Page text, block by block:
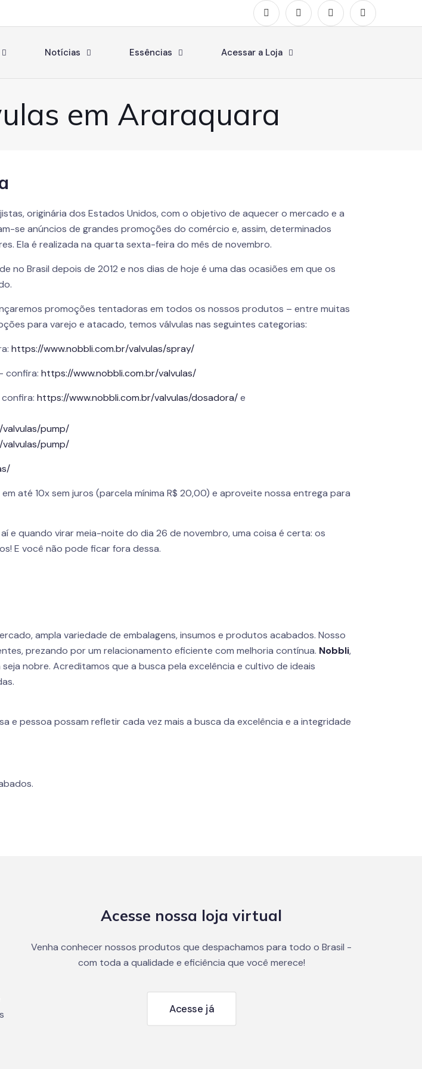
Notícias Essências Acessar a Loja
em Araraquara
originária dos Estados Unidos, com o objetivo de aquecer o mercado e a
se anúncios de grandes promoções do comércio e, assim, determinados
Ela é realizada na quarta sexta-feira do mês de novembro.
no Brasil depois de 2012 e nos dias de hoje é uma das ocasiões em que os
promoções tentadoras em todos os nossos produtos – entre muitas
para varejo e atacado, temos válvulas nas seguintes categorias:
https://www.nobbli.com.br/valvulas/spray/
confira:https://www.nobbli.com.br/valvulas/
confira:https://www.nobbli.com.br/valvulas/dosadora/e
pump/
pump/
até 10x sem juros (parcela mínima R$ 20,00) e aproveite nossa entrega para
e quando virar meia-noite do dia 26 de novembro, uma coisa é certa: os
E você não pode ficar fora dessa.
ampla variedade de embalagens, insumos e produtos acabados. Nosso
prezando por um relacionamento eficiente com melhoria contínua. Nobbli,
nobre. Acreditamos que a busca pela excelência e cultivo de ideais
pessoa possam refletir cada vez mais a busca da excelência e a integridade
Acesse nossa loja virtual
Venha conhecer nossos produtos que despachamos para todo o Brasil -
com toda a qualidade e eficiência que você merece!
Acesse já